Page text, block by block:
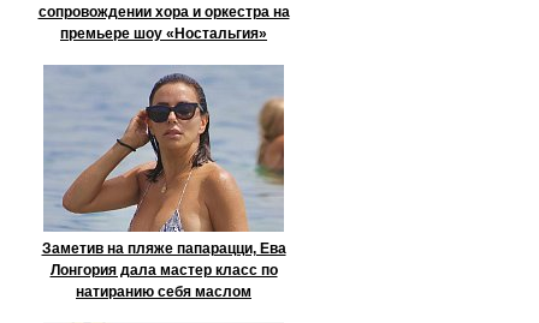
сопровождении хора и оркестра на
премьере шоу «Ностальгия»
Заметив на пляже папарацци, Ева
Лонгория дала мастер класс по
натиранию себя маслом